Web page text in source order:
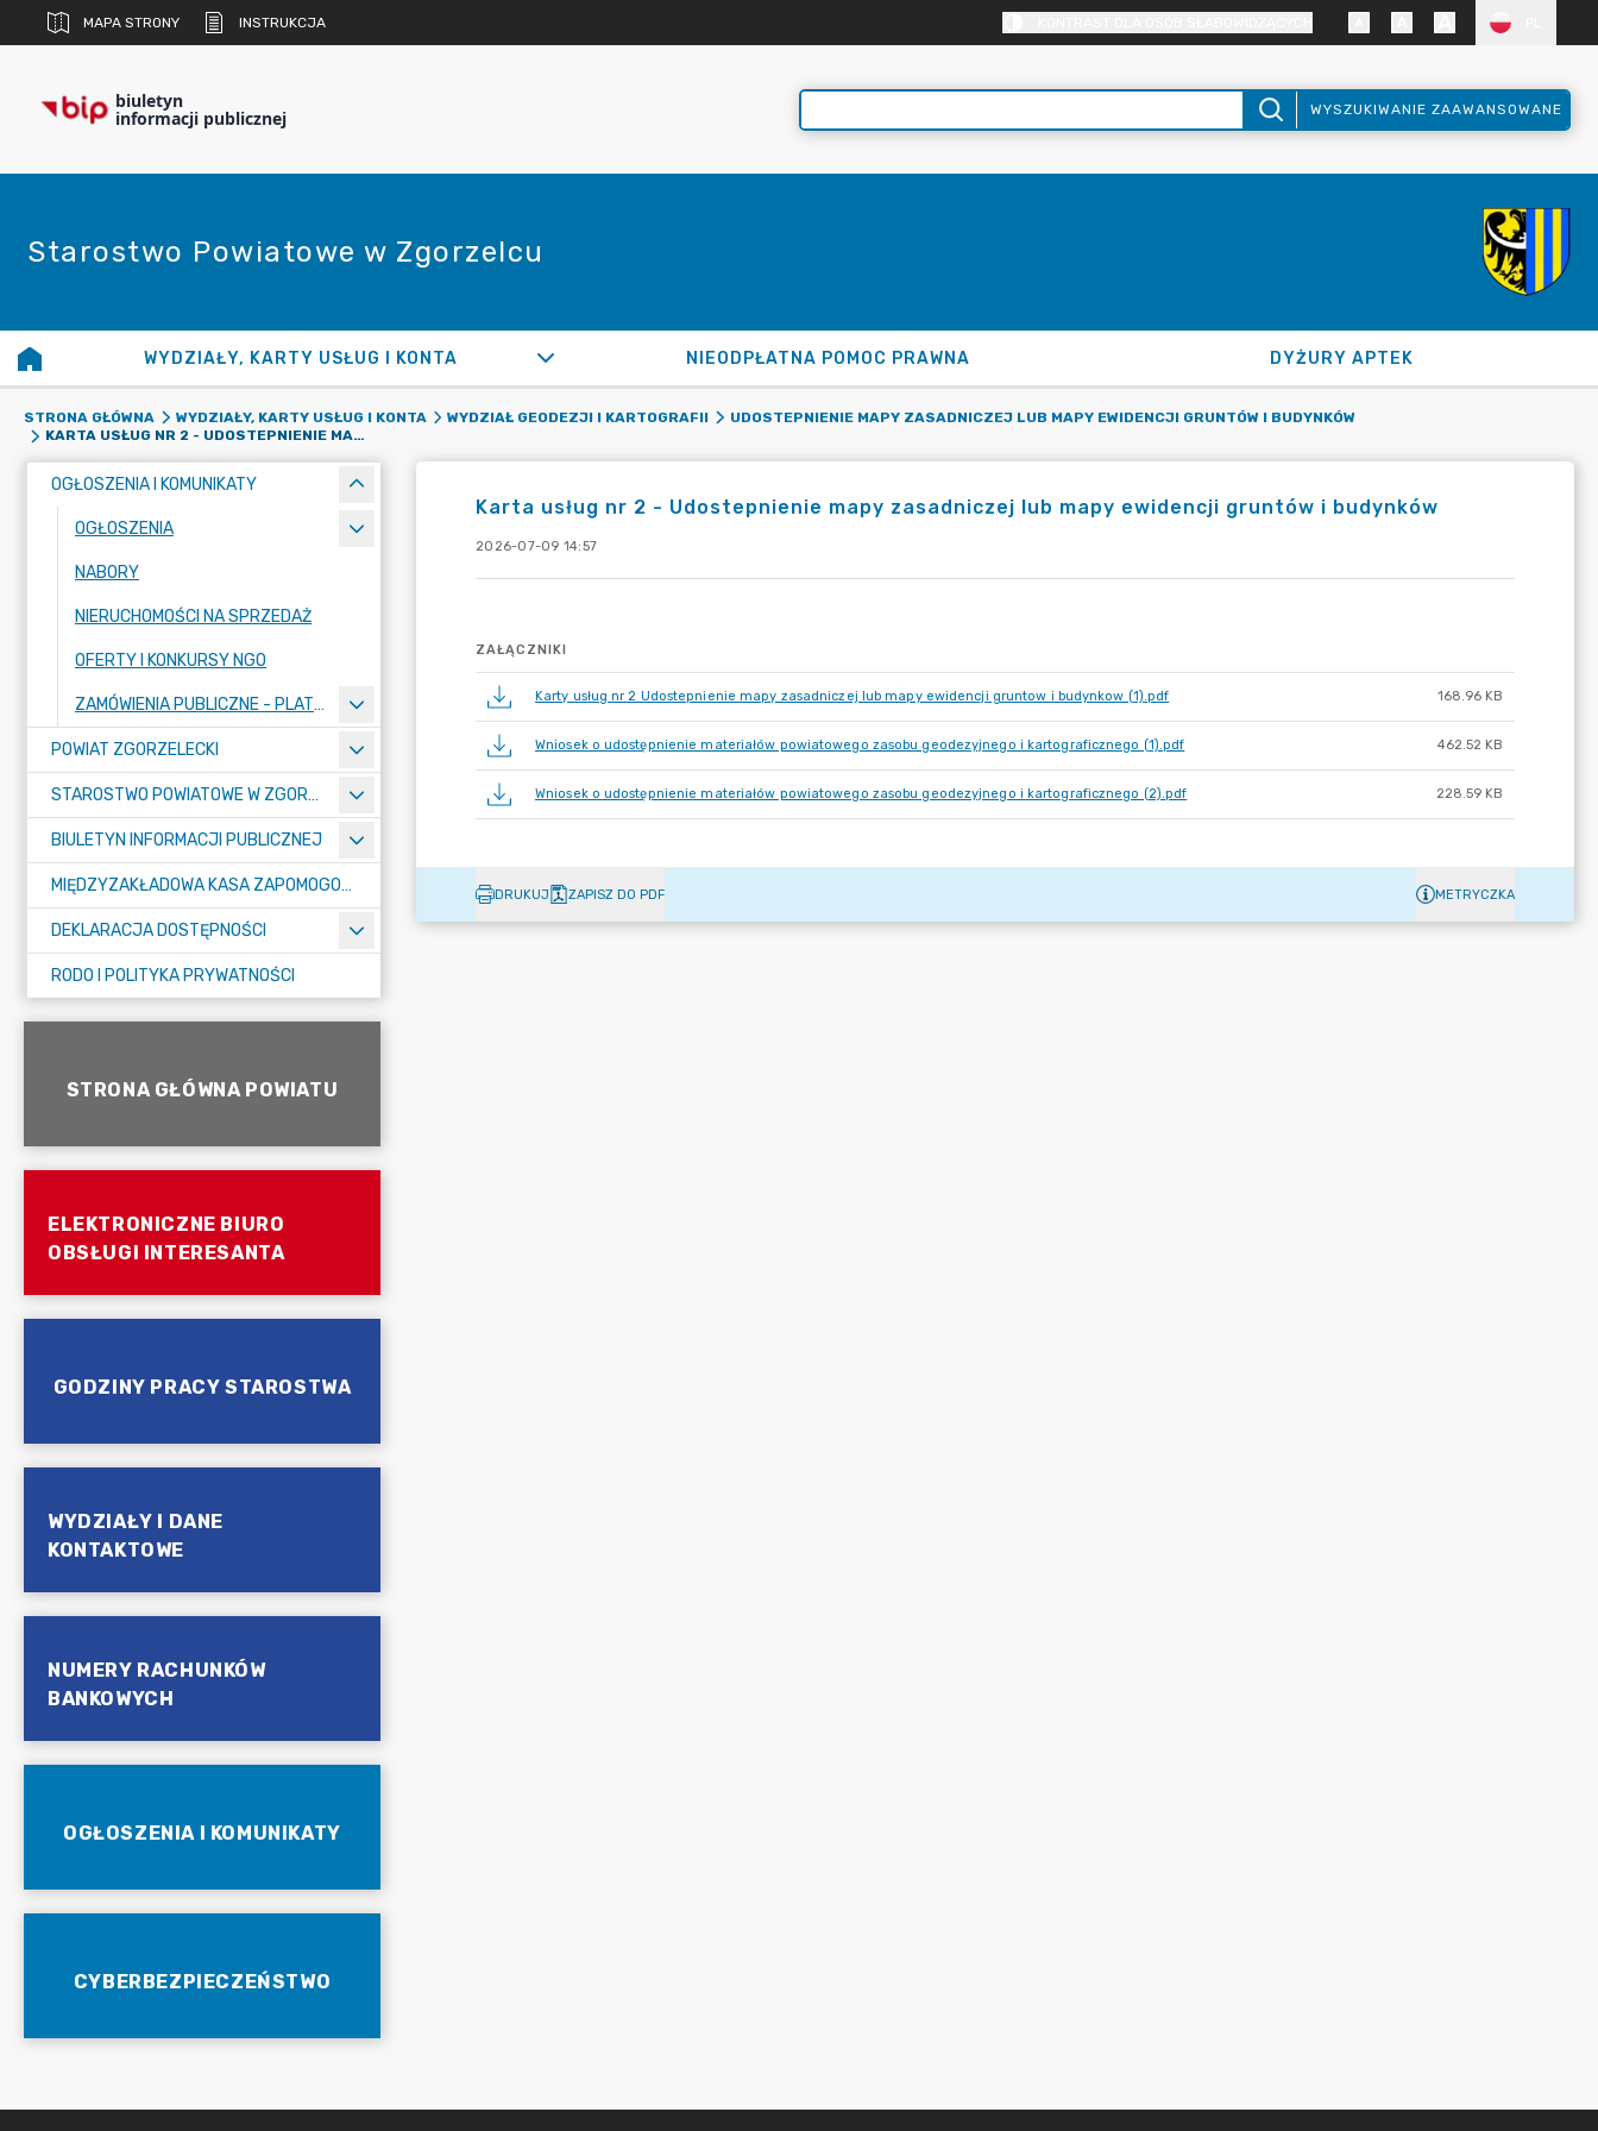
MAPA STRONY INSTRUKCJA
biuletyn
informacji publicznej WYSZUKIWANIE ZAAWANSOWANE
Starostwo Powiatowe w Zgorzelcu
WYDZIAŁY, KARTY USŁUG I KONTA NIEODPŁATNA POMOC PRAWNA DYŻURY APTEK
STRONA GŁÓWNA WYDZIAŁY, KARTY USŁUG I KONTA WYDZIAŁ GEODEZJI I KARTOGRAFII
UDOSTEPNIENIE MAPY ZASADNICZEJ LUB MAPY EWIDENCJI GRUNTÓW I BUDYNKÓW
KARTA USŁUG NR 2 - UDOSTEPNIENIE MAPY ZASADNICZEJ LUB MAPY EWIDENCJI GRUNTÓW I BUDYNKÓW
OGŁOSZENIA I KOMUNIKATY
OGŁOSZENIA
NABORY
NIERUCHOMOŚCI NA SPRZEDAŻ
OFERTY I KONKURSY NGO
ZAMÓWIENIA PUBLICZNE - PLATFORMA ZAKUPOWA
POWIAT ZGORZELECKI
STAROSTWO POWIATOWE W ZGORZELCU
BIULETYN INFORMACJI PUBLICZNEJ
MIĘDZYZAKŁADOWA KASA ZAPOMOGOWO-POŻYCZKOWA
DEKLARACJA DOSTĘPNOŚCI
RODO I POLITYKA PRYWATNOŚCI
STRONA GŁÓWNA POWIATU
ELEKTRONICZNE BIURO
OBSŁUGI INTERESANTA
GODZINY PRACY STAROSTWA
WYDZIAŁY I DANE
KONTAKTOWE
NUMERY RACHUNKÓW
BANKOWYCH
OGŁOSZENIA I KOMUNIKATY
CYBERBEZPIECZEŃSTWO
Karta usług nr 2 - Udostepnienie mapy zasadniczej lub mapy ewidencji gruntów i budynków
2026-07-09 14:57
ZAŁĄCZNIKI
Karty usług nr 2 Udostepnienie mapy zasadniczej lub mapy ewidencji gruntow i budynkow (1).pdf 168.96 KB
Wniosek o udostępnienie materiałów powiatowego zasobu geodezyjnego i kartograficznego (1).pdf 462.52 KB
Wniosek o udostępnienie materiałów powiatowego zasobu geodezyjnego i kartograficznego (2).pdf 228.59 KB
DRUKUJ ZAPISZ DO PDF METRYCZKA